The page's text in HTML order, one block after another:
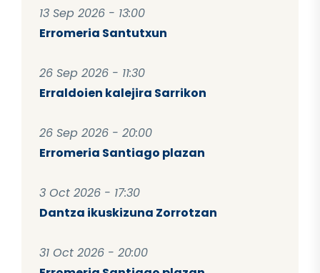
13 Sep 2026 - 13:00
Erromeria Santutxun
26 Sep 2026 - 11:30
Erraldoien kalejira Sarrikon
26 Sep 2026 - 20:00
Erromeria Santiago plazan
3 Oct 2026 - 17:30
Dantza ikuskizuna Zorrotzan
31 Oct 2026 - 20:00